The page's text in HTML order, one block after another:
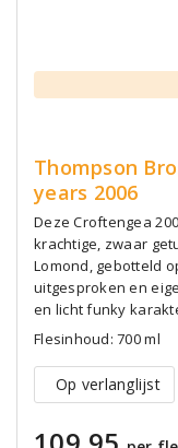
Thompson
years 2006
Deze Croftengea
krachtige, zwaar
Lomond, gebotteld
uitgesproken en
en licht funky
Flesinhoud: 700 ml
Op verlanglijst